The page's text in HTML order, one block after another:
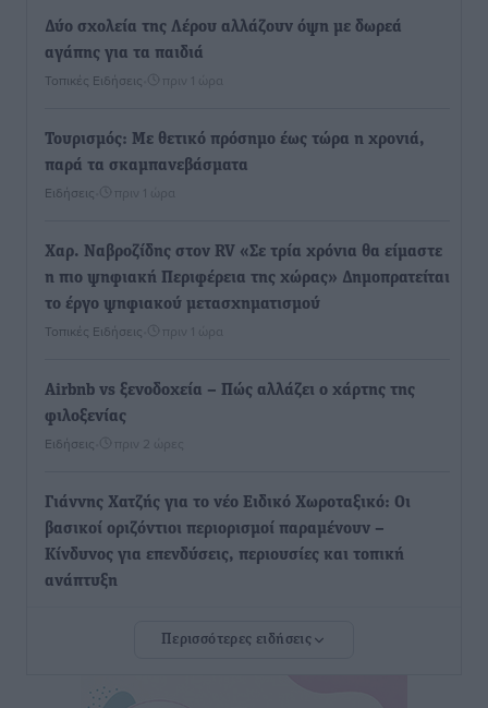
Δύο σχολεία της Λέρου αλλάζουν όψη με δωρεά
αγάπης για τα παιδιά
Τοπικές Ειδήσεις πριν 1 ώρα
Τουρισμός: Με θετικό πρόσημο έως τώρα η χρονιά,
παρά τα σκαμπανεβάσματα
Ειδήσεις πριν 1 ώρα
Χαρ. Ναβροζίδης στον RV «Σε τρία χρόνια θα είμαστε
η πιο ψηφιακή Περιφέρεια της χώρας» Δημοπρατείται
το έργο ψηφιακού μετασχηματισμού
Τοπικές Ειδήσεις πριν 1 ώρα
Airbnb vs ξενοδοχεία – Πώς αλλάζει ο χάρτης της
φιλοξενίας
Ειδήσεις πριν 2 ώρες
Γιάννης Χατζής για το νέο Ειδικό Χωροταξικό: Οι
βασικοί οριζόντιοι περιορισμοί παραμένουν –
Κίνδυνος για επενδύσεις, περιουσίες και τοπική
ανάπτυξη
δεν υπάρχουν περιθώρια εφησυχασμού
Περισσότερες ειδήσεις